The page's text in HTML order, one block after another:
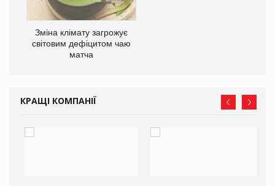
Зміна клімату загрожує
світовим дефіцитом чаю
матча
КРАЩІ КОМПАНІЇ